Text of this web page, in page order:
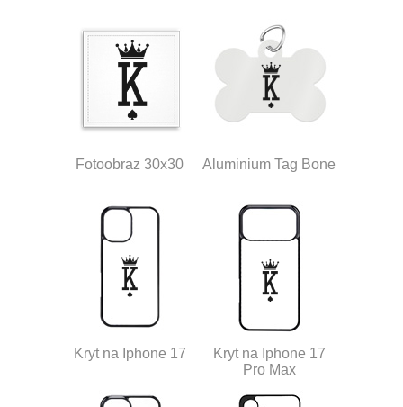
Fotoobraz 30x30 Aluminium Tag Bone
Kryt na Iphone 17
Kryt na Iphone 17
Pro Max